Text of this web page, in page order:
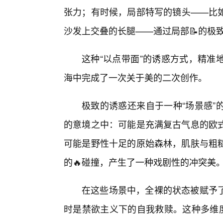
张力；有时候，局部特写的镜头——比
沙发上交叠的长腿——通过局部📝的极
这种“以点带面”的诱惑方式，精
海中完成了一次关于美的二次创作。
极致的诱惑还来自于一种“场景感
的意境之中：可能是充满复古气息的
可能是野性十足的原始森林，肌肤与
的🔥碰撞，产生了一种戏剧性的冲突美
在这些场景中，全裸的状态被赋予
时是禁欲主义下的自我救赎。这种多